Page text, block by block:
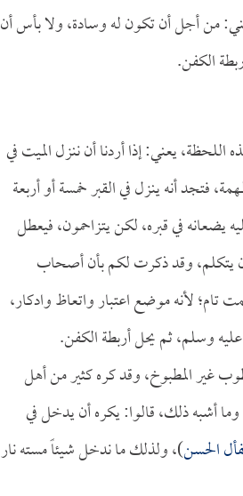
من أجل أن تكون له وسادة، ولا بأس أن
الكفن.
يعني: إذا أردنا أن ننزل الميت في
فتجد أنه ينزل في القبر خمسة أو أربعة
يضعانه في قبره، لكن يتزاحمون، فيعطل
يتكلم، وقد ذكرت لكم بأن أصحاب
لأنه موضع اعتبار واتعاظ وادكار،
وسلم، ثم يحل أربطة الكفن.
غير المطبوخ، وقد كره كثير من أهل
أشبه ذلك، قالوا: يكره أن يدخل في
الحسن)، ولذلك ما ندخل شيئاً مسته نار